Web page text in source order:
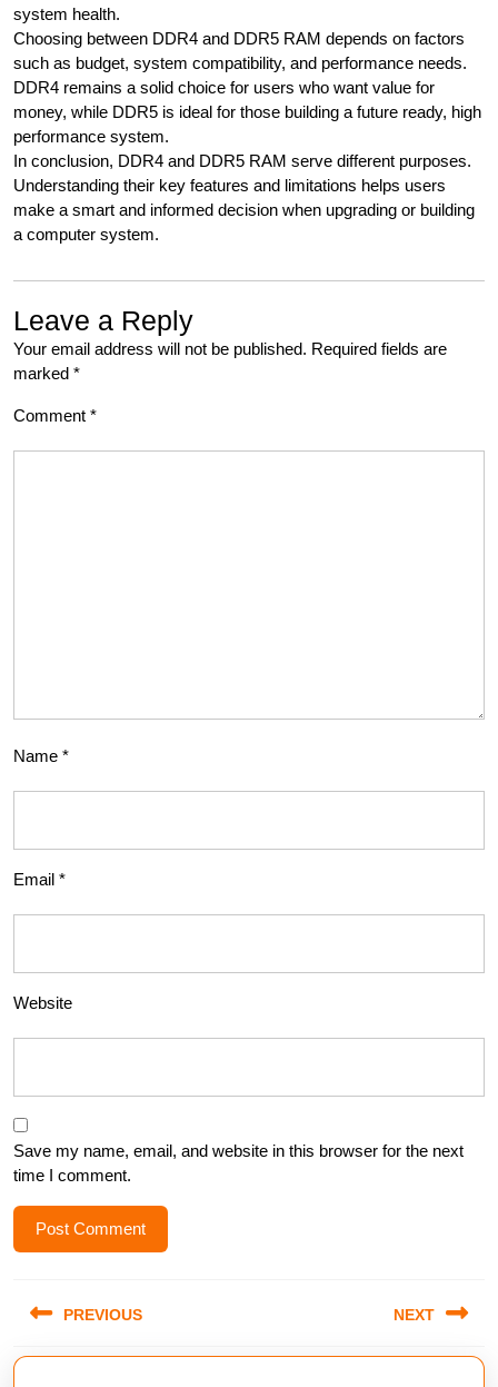
system health.
Choosing between DDR4 and DDR5 RAM depends on factors
such as budget, system compatibility, and performance needs.
DDR4 remains a solid choice for users who want value for
money, while DDR5 is ideal for those building a future ready, high
performance system.
In conclusion, DDR4 and DDR5 RAM serve different purposes.
Understanding their key features and limitations helps users
make a smart and informed decision when upgrading or building
a computer system.
Leave a Reply
Your email address will not be published. Required fields are
marked *
Comment *
Name *
Email *
Website
Save my name, email, and website in this browser for the next
time I comment.
navigation
PREVIOUS
Previous
NEXT